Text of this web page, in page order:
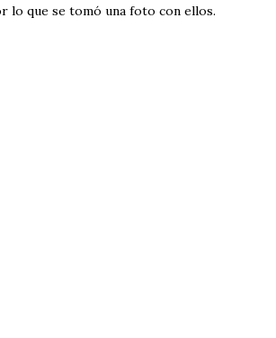
lo que se tomó una foto con ellos.